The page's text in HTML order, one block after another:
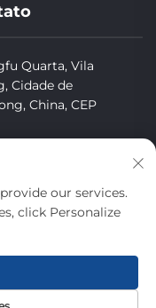
Quarta, Vila
Cidade de
China, CEP
our services.
click Personalize